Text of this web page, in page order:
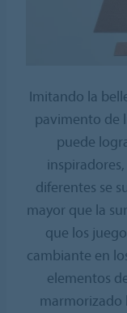
Imitando la
pavimento de
puede
diferentes se
mayor que la
que los
cambiante en
elementos
marmorizado